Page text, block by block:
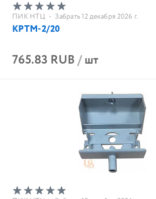
ПИК НТЦ • Забрать 12 декабря 2026 г.
КРТМ-2/20
765.83 RUB/шт